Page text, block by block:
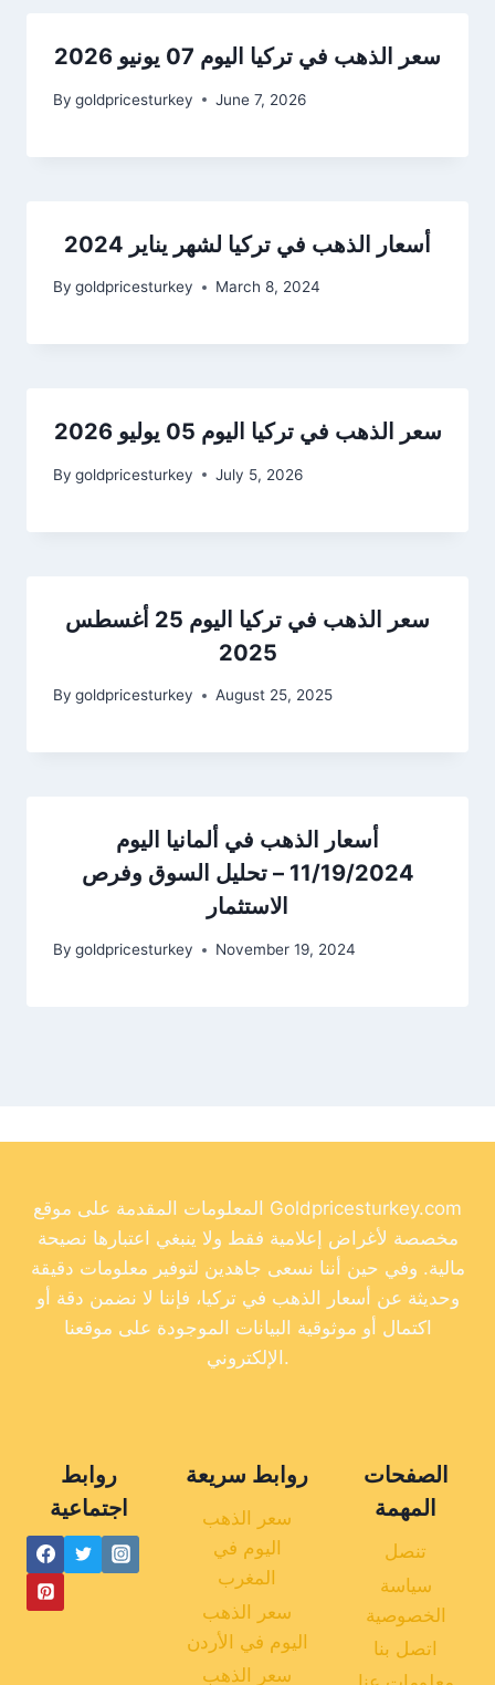
سعر الذهب في تركيا اليوم 07 يونيو 2026
By goldpricesturkey June 7, 2026
أسعار الذهب في تركيا لشهر يناير 2024
By goldpricesturkey March 8, 2024
سعر الذهب في تركيا اليوم 05 يوليو 2026
By goldpricesturkey July 5, 2026
سعر الذهب في تركيا اليوم 25 أغسطس
2025
By goldpricesturkey August 25, 2025
أسعار الذهب في ألمانيا اليوم
11/19/2024 – تحليل السوق وفرص
الاستثمار
By goldpricesturkey November 19, 2024
المعلومات المقدمة على موقع Goldpricesturkey.com
مخصصة لأغراض إعلامية فقط ولا ينبغي اعتبارها نصيحة
مالية. وفي حين أننا نسعى جاهدين لتوفير معلومات دقيقة
وحديثة عن أسعار الذهب في تركيا، فإننا لا نضمن دقة أو
اكتمال أو موثوقية البيانات الموجودة على موقعنا
الإلكتروني.
روابط
اجتماعية
روابط سريعة
سعر الذهب
اليوم في
المغرب
سعر الذهب
اليوم في الأردن
سعر الذهب
الصفحات
المهمة
تنصل
سياسة
الخصوصية
اتصل بنا